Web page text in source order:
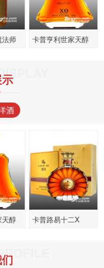
法师
卡普亨利世家天醇
酒
天醇
卡普路易十二X